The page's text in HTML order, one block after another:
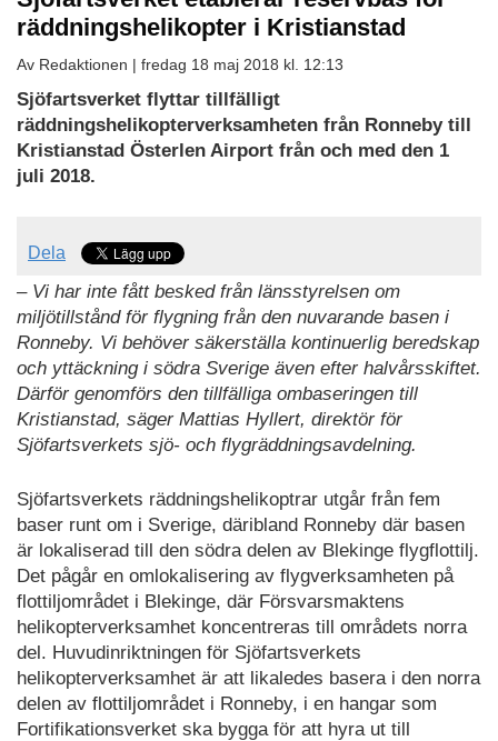
räddningshelikopter i Kristianstad
Av Redaktionen | fredag 18 maj 2018 kl. 12:13
Sjöfartsverket flyttar tillfälligt
räddningshelikopterverksamheten från Ronneby till
Kristianstad Österlen Airport från och med den 1
juli 2018.
Dela
– Vi har inte fått besked från länsstyrelsen om
miljötillstånd för flygning från den nuvarande basen i
Ronneby. Vi behöver säkerställa kontinuerlig beredskap
och yttäckning i södra Sverige även efter halvårsskiftet.
Därför genomförs den tillfälliga ombaseringen till
Kristianstad, säger Mattias Hyllert, direktör för
Sjöfartsverkets sjö- och flygräddningsavdelning.
Sjöfartsverkets räddningshelikoptrar utgår från fem
baser runt om i Sverige, däribland Ronneby där basen
är lokaliserad till den södra delen av Blekinge flygflottilj.
Det pågår en omlokalisering av flygverksamheten på
flottiljområdet i Blekinge, där Försvarsmaktens
helikopterverksamhet koncentreras till områdets norra
del. Huvudinriktningen för Sjöfartsverkets
helikopterverksamhet är att likaledes basera i den norra
delen av flottiljområdet i Ronneby, i en hangar som
Fortifikationsverket ska bygga för att hyra ut till